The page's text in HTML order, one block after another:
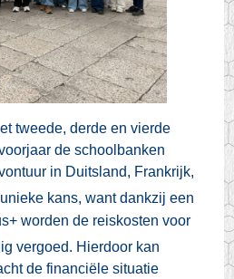
tweede, derde en vierde
de schoolbanken
in Duitsland, Frankrijk,
kans, want dankzij een
worden de reiskosten voor
vergoed. Hierdoor kan
de financiële situatie